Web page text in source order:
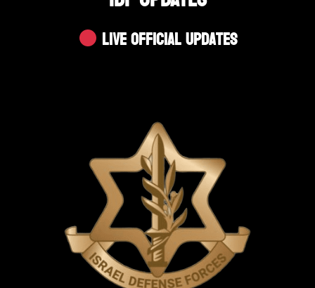
Live Official Updates